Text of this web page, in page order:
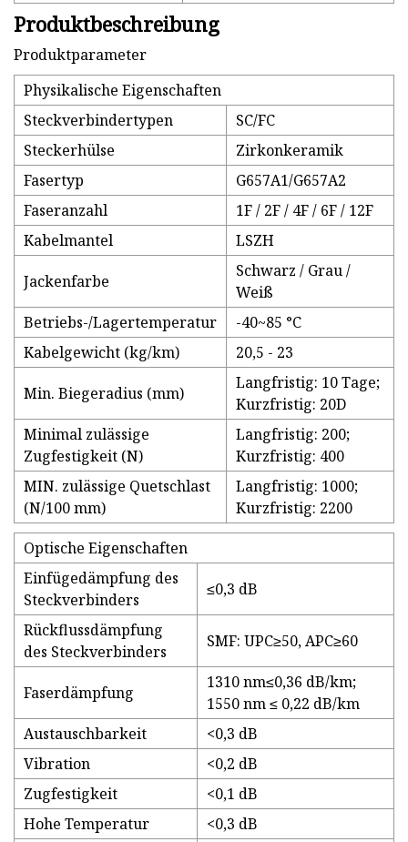
Produktbeschreibung
Produktparameter
Physikalische Eigenschaften
Steckverbindertypen
SC/FC
Steckerhülse
Zirkonkeramik
Fasertyp
G657A1/G657A2
Faseranzahl
1F / 2F / 4F / 6F / 12F
Kabelmantel
LSZH
Jackenfarbe
Schwarz / Grau /
Weiß
Betriebs-/Lagertemperatur
-40~85 °C
Kabelgewicht (kg/km)
20,5 - 23
Min. Biegeradius (mm)
Langfristig: 10 Tage;
Kurzfristig: 20D
Minimal zulässige
Zugfestigkeit (N)
Langfristig: 200;
Kurzfristig: 400
MIN. zulässige Quetschlast
(N/100 mm)
Langfristig: 1000;
Kurzfristig: 2200
Optische Eigenschaften
Einfügedämpfung des
Steckverbinders
≤0,3 dB
Rückflussdämpfung
des Steckverbinders
SMF: UPC≥50, APC≥60
Faserdämpfung
1310 nm≤0,36 dB/km;
1550 nm ≤ 0,22 dB/km
Austauschbarkeit
<0,3 dB
Vibration
<0,2 dB
Zugfestigkeit
<0,1 dB
Hohe Temperatur
<0,3 dB